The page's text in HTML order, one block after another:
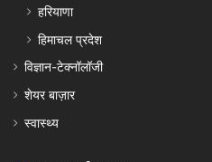
हरियाणा
हिमाचल प्रदेश
विज्ञान-टेक्नॉलॉजी
शेयर बाज़ार
स्वास्थ्य